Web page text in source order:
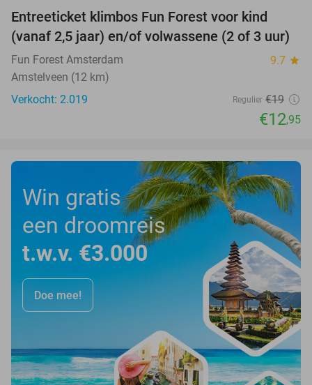
Entreeticket klimbos Fun Forest voor kind
(vanaf 2,5 jaar) en/of volwassene (2 of 3 uur)
Fun Forest Amsterdam 9.7 star
Amstelveen (12 km)
Verkocht: 2.019
Regulier €19
€12,95
Win gratis
een droomreis
t.w.v. €3.000
Doe mee!